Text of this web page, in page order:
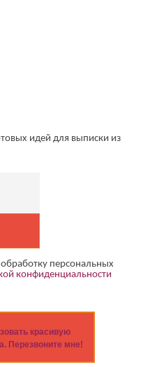
идей для выписки из
персональных
конфиденциальности
красивую
Перезвоните мне!